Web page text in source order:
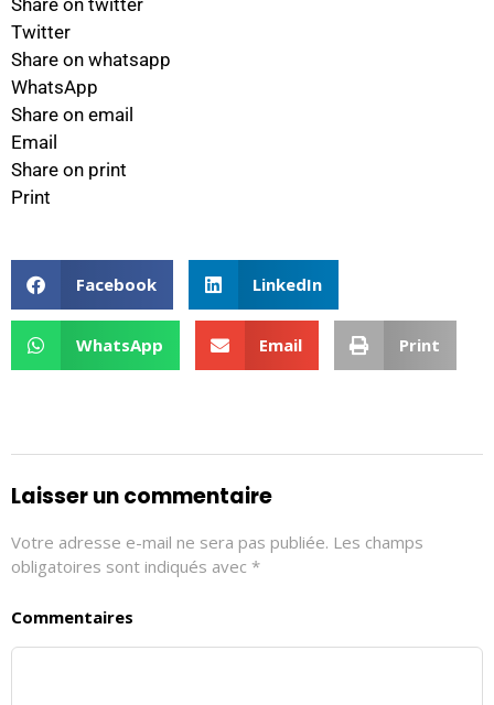
Twitter
Share on whatsapp
WhatsApp
Share on email
Email
Share on print
Print
Facebook LinkedIn
WhatsApp Email Print
Laisser un commentaire
Votre adresse e-mail ne sera pas publiée. Les champs
obligatoires sont indiqués avec *
Commentaires